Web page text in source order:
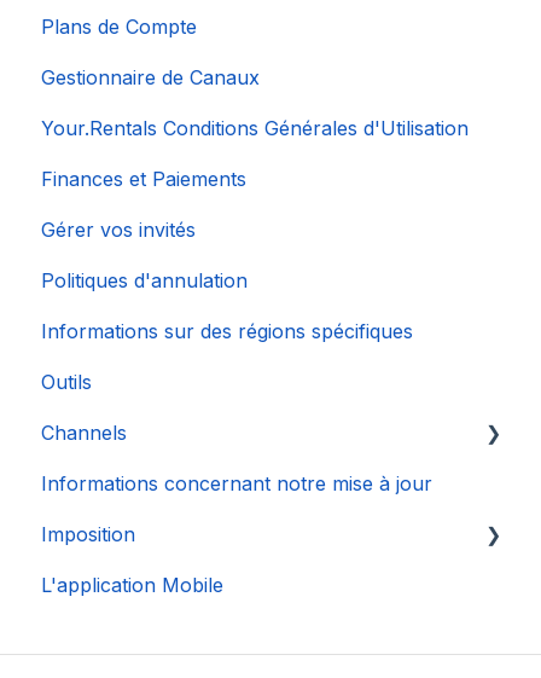
Plans de Compte
Gestionnaire de Canaux
Your.Rentals Conditions Générales d'Utilisation
Finances et Paiements
Gérer vos invités
Politiques d'annulation
Informations sur des régions spécifiques
Outils
Channels
Connexion de Compte
Informations concernant notre mise à jour
Imposition
DAC 7
L'application Mobile